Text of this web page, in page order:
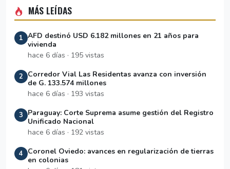
MÁS LEÍDAS
1 AFD destinó USD 6.182 millones en 21 años para
vivienda
hace 6 días · 195 vistas
2
Corredor Vial Las Residentas avanza con inversión
de G. 133.574 millones
hace 6 días · 193 vistas
3
Paraguay: Corte Suprema asume gestión del Registro
Unificado Nacional
hace 6 días · 192 vistas
4
Coronel Oviedo: avances en regularización de tierras
en colonias